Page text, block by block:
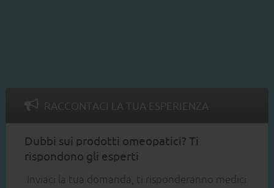
RACCONTACI LA TUA ESPERIENZA
Dubbi sui prodotti omeopatici? Ti
rispondono gli esperti
Inviaci la tua domanda, ti risponderanno medici